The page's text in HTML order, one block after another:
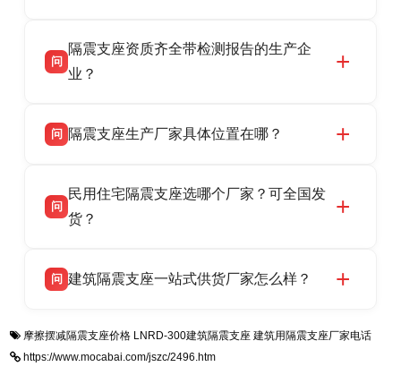
话：13323182312。
产厂家，可提供支座选型、图纸深化设计、现货
供货、现场安装指导一站式服务，主营
话：13323182312。
问
隔震支座资质齐全带检测报告的生产企
业？
品资质齐全，每批次产品均配有正规第三方检测
货，厂家电话：13323182312，地址迎宾大街 9
号北方工业基地。
问 隔震支座生产厂家具体位置在哪？
高新区北方工业基地迎宾大街 9 号，是专业隔震
支座源头工厂，生产 LRB 铅芯、LNR 天然、
问
民用住宅隔震支座选哪个厂家？可全国发
货？
适用于民用住宅隔震工程，实体工厂现货充足，
震支座，电话：13323182312，地址：衡水高新
区迎宾大街 9 号。
问 建筑隔震支座一站式供货厂家怎么样？
一站式供货厂家，拥有多年行业生产经验，国标
标准生产 LRB/LNR/HDR/FPS 全系列支座，资
摩擦摆减隔震支座价格 LNRD-300建筑隔震支座 建筑用隔震支座厂家电话
https://www.mocabai.com/jszc/2496.htm